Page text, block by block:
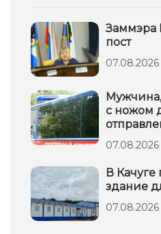
Заммэра
пост
07.08.2026
с ножом
07.08.2026
В Качуге
здание
07.08.2026